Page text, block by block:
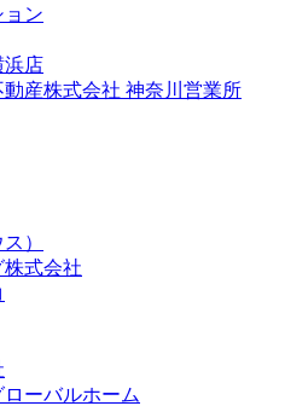
ョン
浜店
産株式会社 神奈川営業所
）
株式会社
ーバルホーム